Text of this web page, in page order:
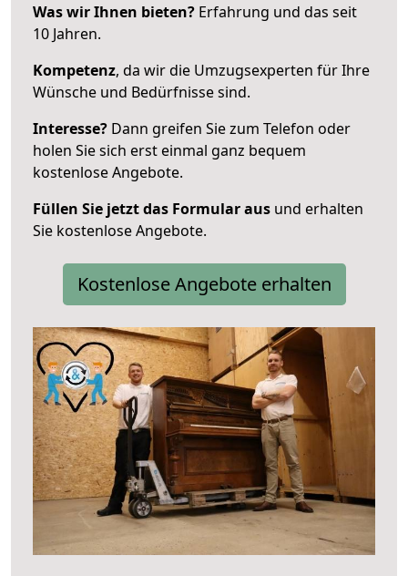
Was wir Ihnen bieten? Erfahrung und das seit
10 Jahren.
Kompetenz, da wir die Umzugsexperten für Ihre
Wünsche und Bedürfnisse sind.
Interesse? Dann greifen Sie zum Telefon oder
holen Sie sich erst einmal ganz bequem
kostenlose Angebote.
Füllen Sie jetzt das Formular aus und erhalten
Sie kostenlose Angebote.
Kostenlose Angebote erhalten